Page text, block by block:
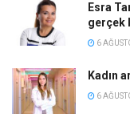
Esra
gerçek
6
Kadın
6